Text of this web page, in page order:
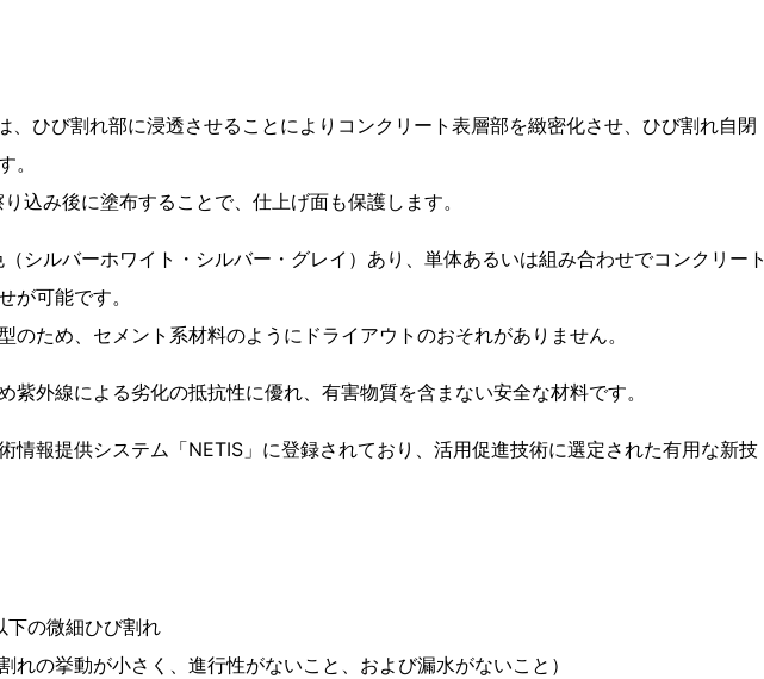
、ひび割れ部に浸透させることによりコンクリート表層部を緻密化させ、ひび割れ自閉
。
込み後に塗布することで、仕上げ面も保護します。
シルバーホワイト・シルバー・グレイ）あり、単体あるいは組み合わせでコンクリート
が可能です。
のため、セメント系材料のようにドライアウトのおそれがありません。
紫外線による劣化の抵抗性に優れ、有害物質を含まない安全な材料です。
情報提供システム「NETIS」に登録されており、活用促進技術に選定された有用な新技
の微細ひび割れ
れの挙動が小さく、進行性がないこと、および漏水がないこと）